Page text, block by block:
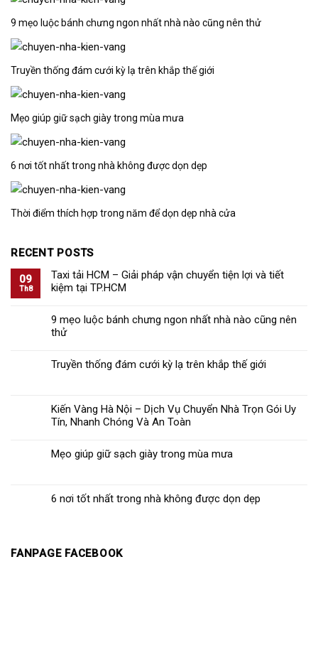
9 mẹo luộc bánh chưng ngon nhất nhà nào cũng nên thử
Truyền thống đám cưới kỳ lạ trên khắp thế giới
Mẹo giúp giữ sạch giày trong mùa mưa
6 nơi tốt nhất trong nhà không được dọn dẹp
Thời điểm thích hợp trong năm để dọn dẹp nhà cửa
RECENT POSTS
09
Th8
Taxi tải HCM – Giải pháp vận chuyển tiện lợi và tiết
kiệm tại TP.HCM
9 mẹo luộc bánh chưng ngon nhất nhà nào cũng nên
thử
Truyền thống đám cưới kỳ lạ trên khắp thế giới
Kiến Vàng Hà Nội – Dịch Vụ Chuyển Nhà Trọn Gói Uy
Tín, Nhanh Chóng Và An Toàn
Mẹo giúp giữ sạch giày trong mùa mưa
6 nơi tốt nhất trong nhà không được dọn dẹp
FANPAGE FACEBOOK